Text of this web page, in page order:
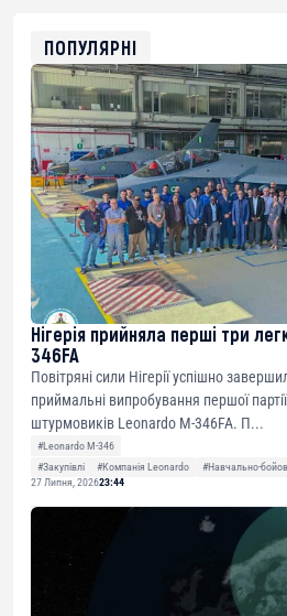
ПОПУЛЯРНІ
Нігерія прийняла перші три
346FA
Повітряні сили Нігерії успішно
приймальні випробування першої
штурмовиків Leonardo M-346FA. П...
#Leonardo M-346
#Закупівлі
#Компанія Leonardo #Навчально-
27 Липня, 202623:44